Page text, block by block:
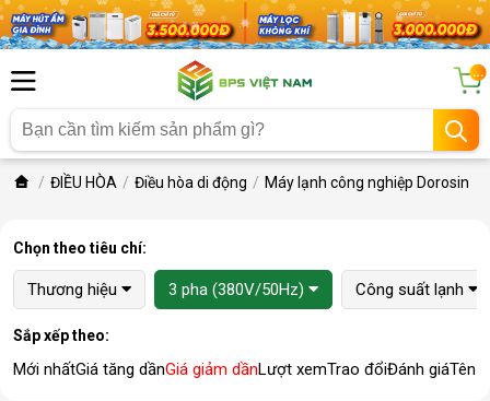
...
ĐIỀU HÒA Điều hòa di động Máy lạnh công nghiệp Dorosin
Chọn theo tiêu chí:
Thương hiệu 3 pha (380V/50Hz) Công suất lạnh
Sắp xếp theo:
Mới nhấtGiá tăng dầnGiá giảm dầnLượt xemTrao đổiĐánh giáTên